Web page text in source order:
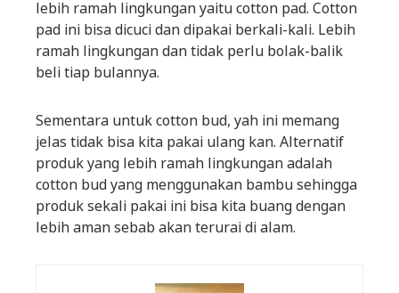
lebih ramah lingkungan yaitu cotton pad. Cotton
pad ini bisa dicuci dan dipakai berkali-kali. Lebih
ramah lingkungan dan tidak perlu bolak-balik
beli tiap bulannya.
Sementara untuk cotton bud, yah ini memang
jelas tidak bisa kita pakai ulang kan. Alternatif
produk yang lebih ramah lingkungan adalah
cotton bud yang menggunakan bambu sehingga
produk sekali pakai ini bisa kita buang dengan
lebih aman sebab akan terurai di alam.